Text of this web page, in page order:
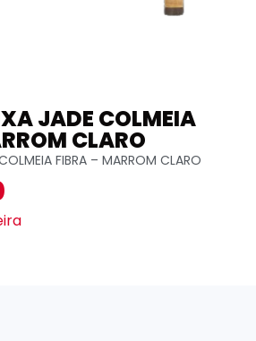
JADE COLMEIA
CLARO
FIBRA – MARROM CLARO